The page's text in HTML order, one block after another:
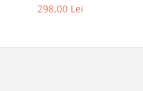
298,00 Lei